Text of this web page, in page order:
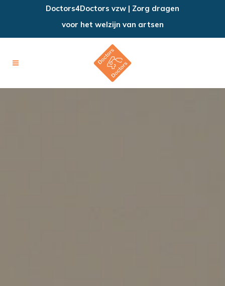
Doctors4Doctors vzw | Zorg dragen
voor het welzijn van artsen